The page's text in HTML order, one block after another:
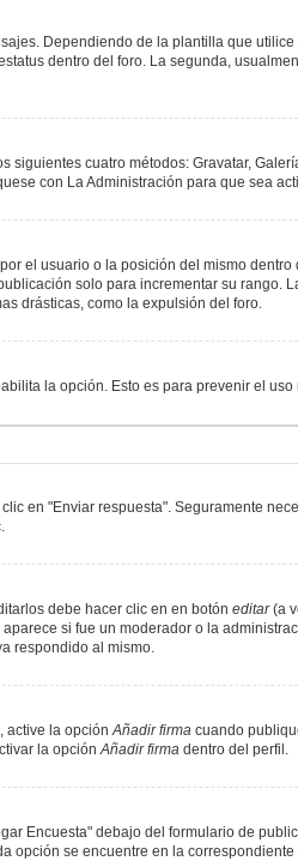
Dependiendo de la plantilla que
dentro del foro. La segunda,
cuatro métodos: Gravatar,
con La Administración para que sea
el usuario o la posición del mismo
solo para incrementar su rango.
drásticas, como la expulsión del foro.
la opción. Esto es para prevenir el
en "Enviar respuesta". Seguramente
debe hacer clic en en botón editar(a
si fue un moderador o la
respondido al mismo.
active la opciónAñadir firma cuando
la opciónAñadir firma dentro del perfil.
Encuesta" debajo del formulario de
se encuentre en la